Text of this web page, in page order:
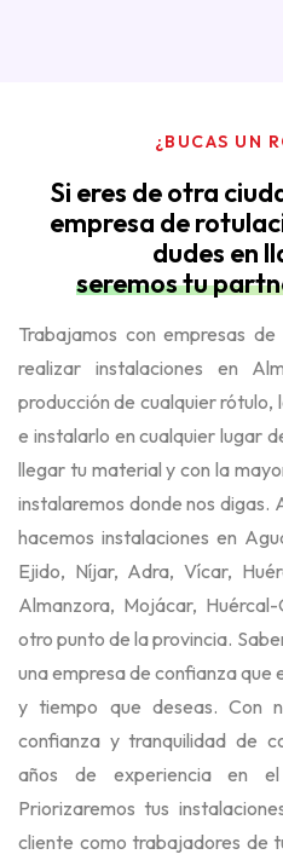
¿BUCAS UN
Si eres de otra
empresa de
dudes en
seremos tu
Trabajamos con empresas
realizar instalaciones en
producción de cualquier rótulo,
e instalarlo en cualquier lugar
llegar tu material y con la
instalaremos donde nos
hacemos instalaciones en
Ejido, Níjar, Adra, Vícar,
Almanzora, Mojácar,
otro punto de la provincia.
una empresa de confianza
y tiempo que deseas. Con
confianza y tranquilidad de
años de experiencia en
Priorizaremos tus
cliente como trabajadores de